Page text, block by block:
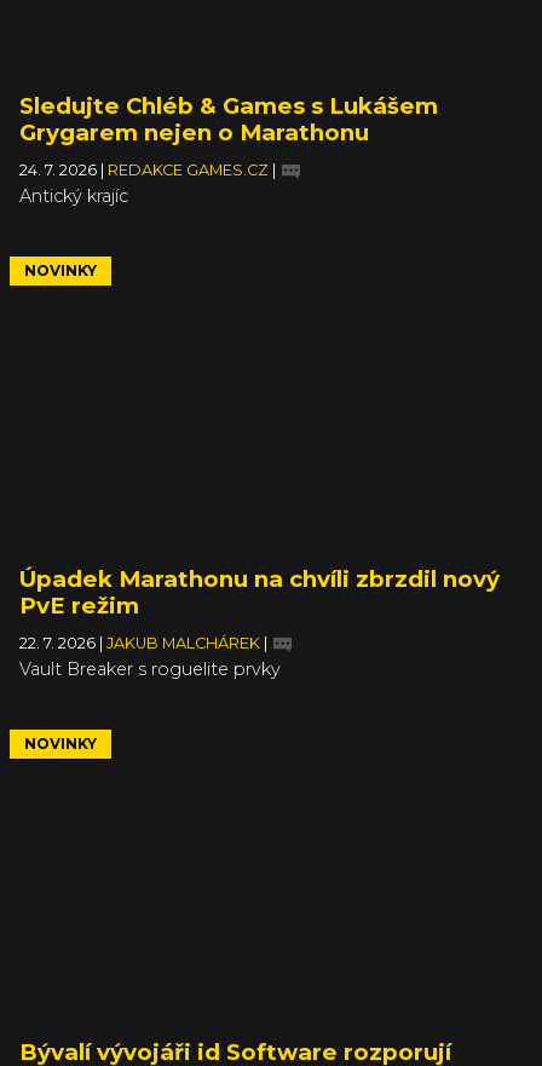
Sledujte Chléb & Games s Lukášem
Grygarem nejen o Marathonu
24. 7. 2026 REDAKCE GAMES.CZ
Antický krajíc
NOVINKY
Úpadek Marathonu na chvíli zbrzdil nový
PvE režim
22. 7. 2026 JAKUB MALCHÁREK
Vault Breaker s roguelite prvky
NOVINKY
Bývalí vývojáři id Software rozporují